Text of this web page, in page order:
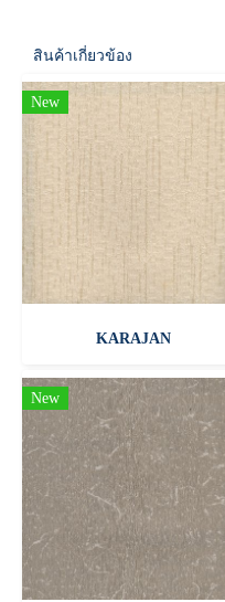
สินค้าเกี่ยวข้อง
New
KARAJAN
New